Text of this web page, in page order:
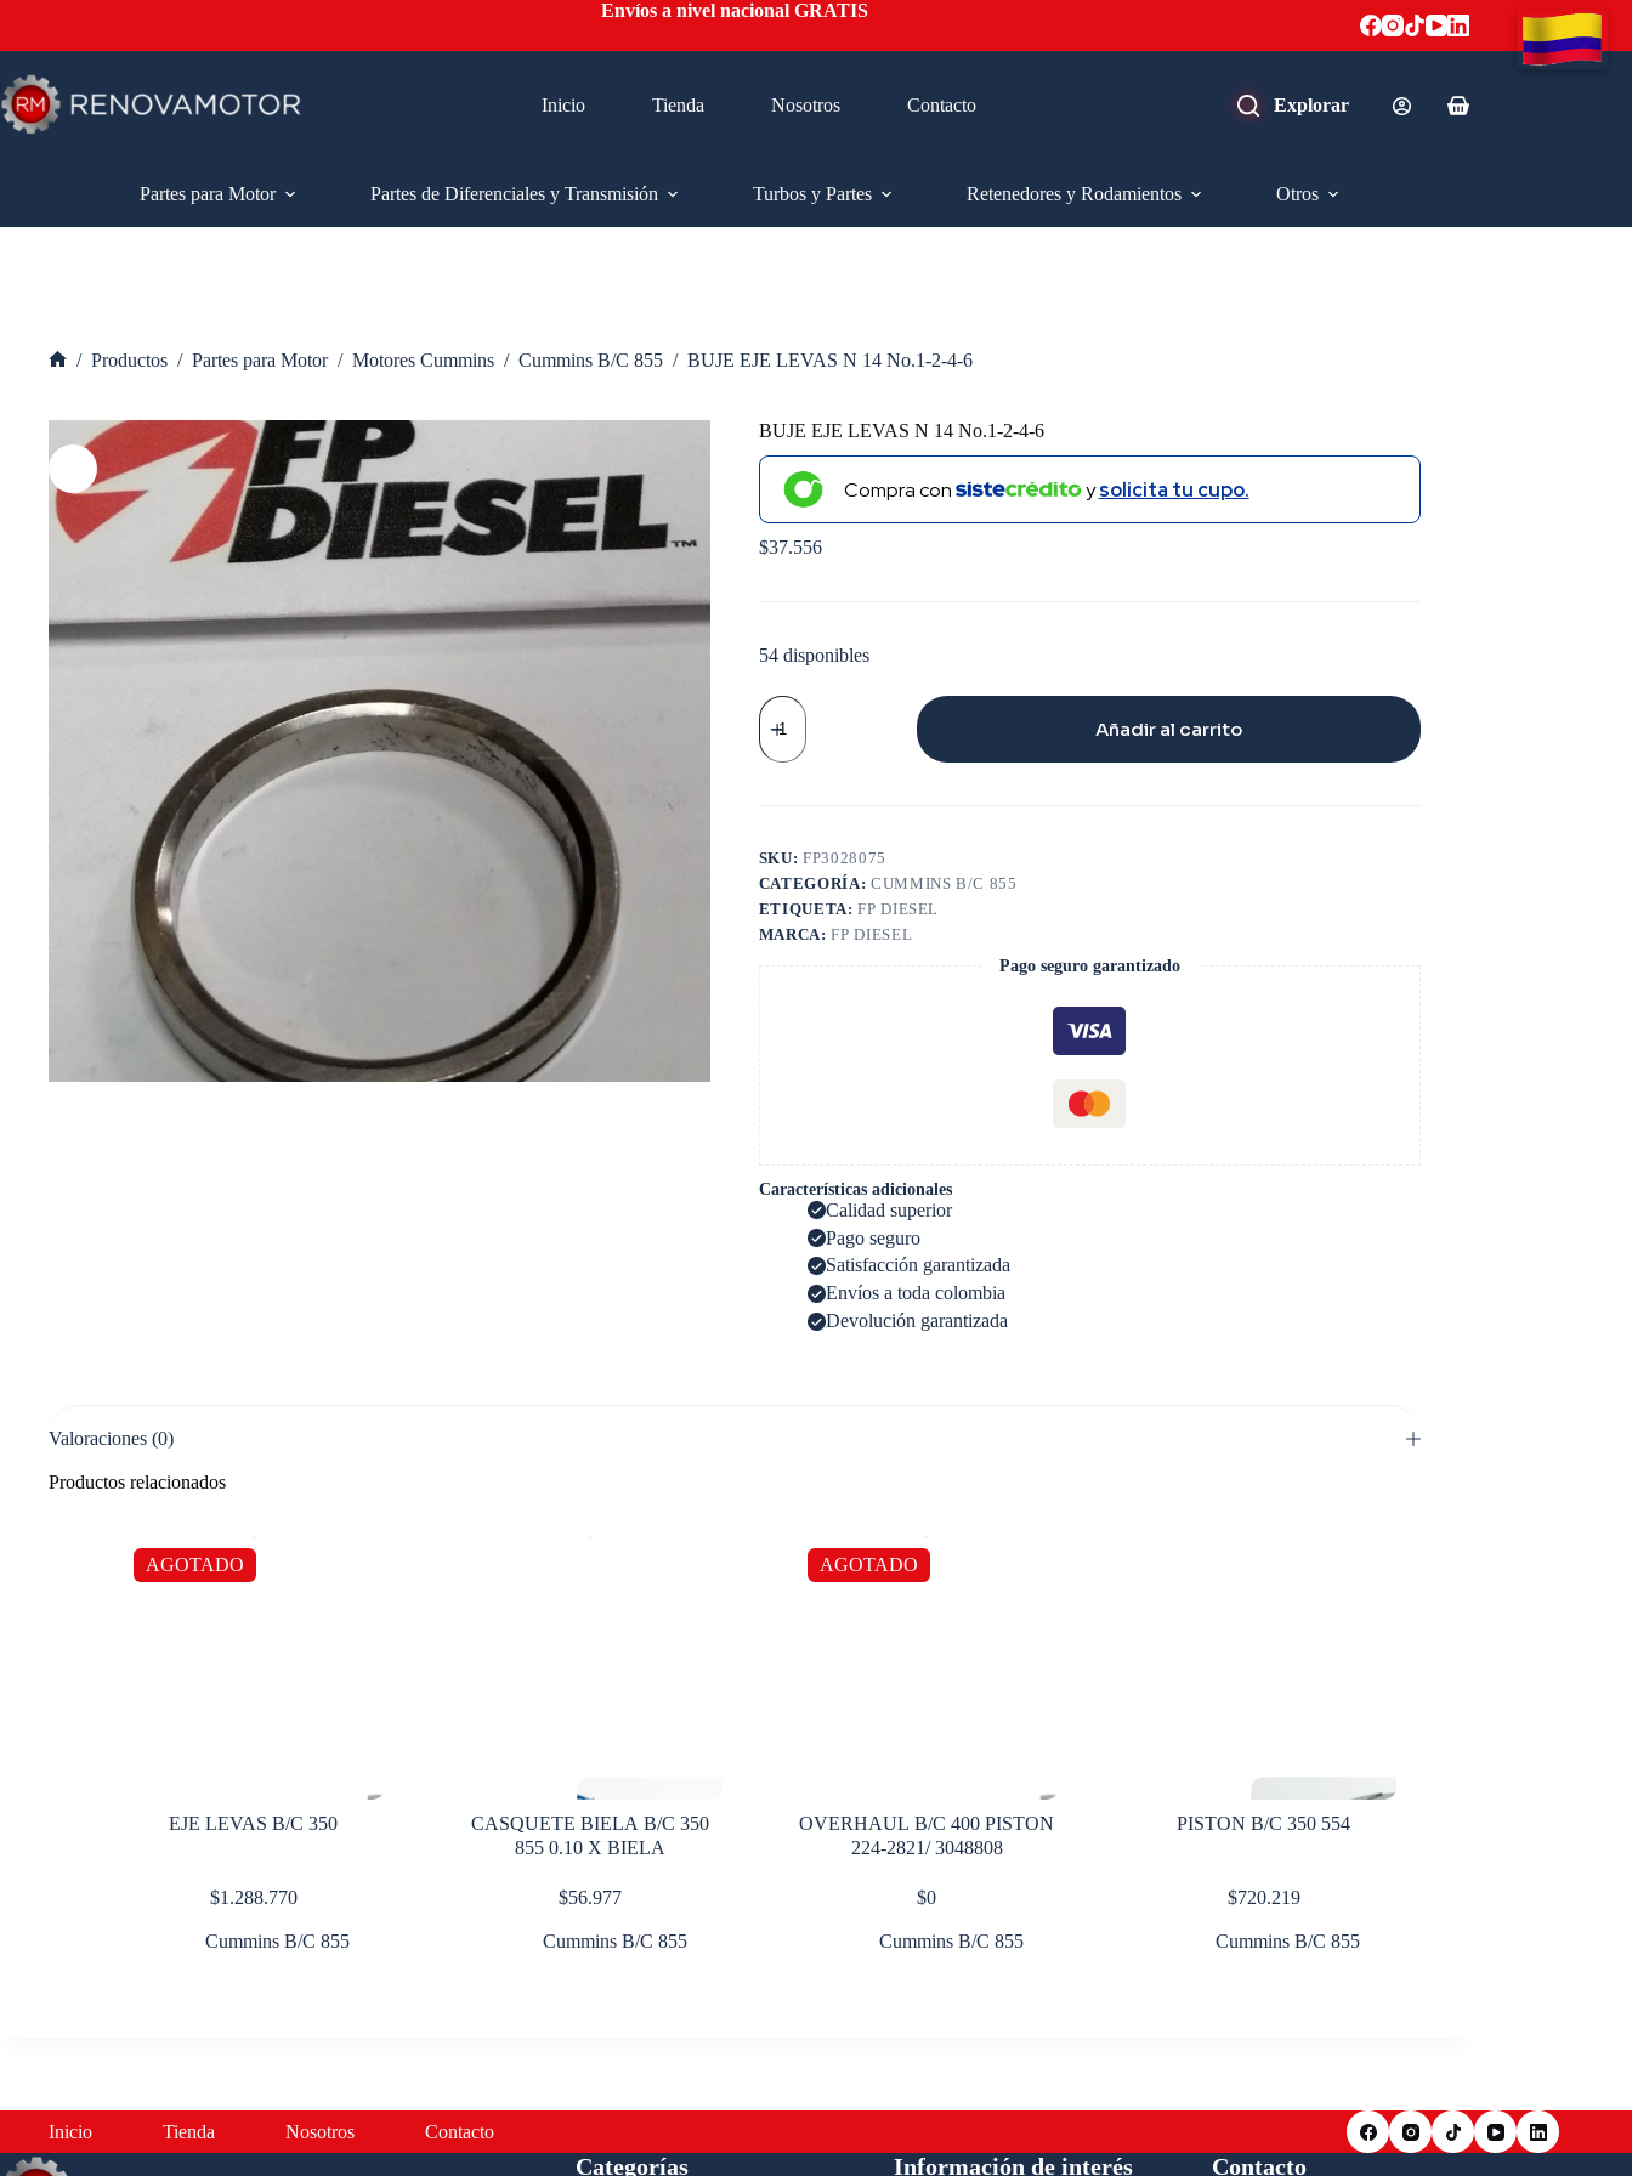
contenido
Envíos a nivel nacional GRATIS
Inicio Tienda Nosotros Contacto
Carro
Partes para Motor
Partes de Diferenciales y Transmisión Turbos y Partes Retenedores y Rodamientos Otros
/ Productos / Partes para Motor / Motores Cummins / Cummins B/C 855 / BUJE EJE LEVAS N 14 No.1-2-4-6
BUJE EJE LEVAS N 14 No.1-2-4-6
Compra con ysolicita tu cupo.
$37.556
54 disponibles
BUJE
EJE
LEVAS
N
4-
6
cantidad
Añadir al carrito
SKU:FP3028075
CATEGORÍA: CUMMINS B/C 855
ETIQUETA:FP DIESEL
MARCA:FP DIESEL
Pago seguro garantizado
Características adicionales
Calidad superior
Pago seguro
Satisfacción garantizada
Envíos a toda colombia
Devolución garantizada
Valoraciones (0)
Productos relacionados
AGOTADO
EJE LEVAS B/C 350
$1.288.770
Cummins B/C 855
CASQUETE BIELA B/C 350
855 0.10 X BIELA
$56.977
Cummins B/C 855
AGOTADO
OVERHAUL B/C 400 PISTON
224-2821/ 3048808
$0
Cummins B/C 855
PISTON B/C 350 554
$720.219
Cummins B/C 855
Inicio Tienda Nosotros Contacto
Categorías Información de interés Contacto